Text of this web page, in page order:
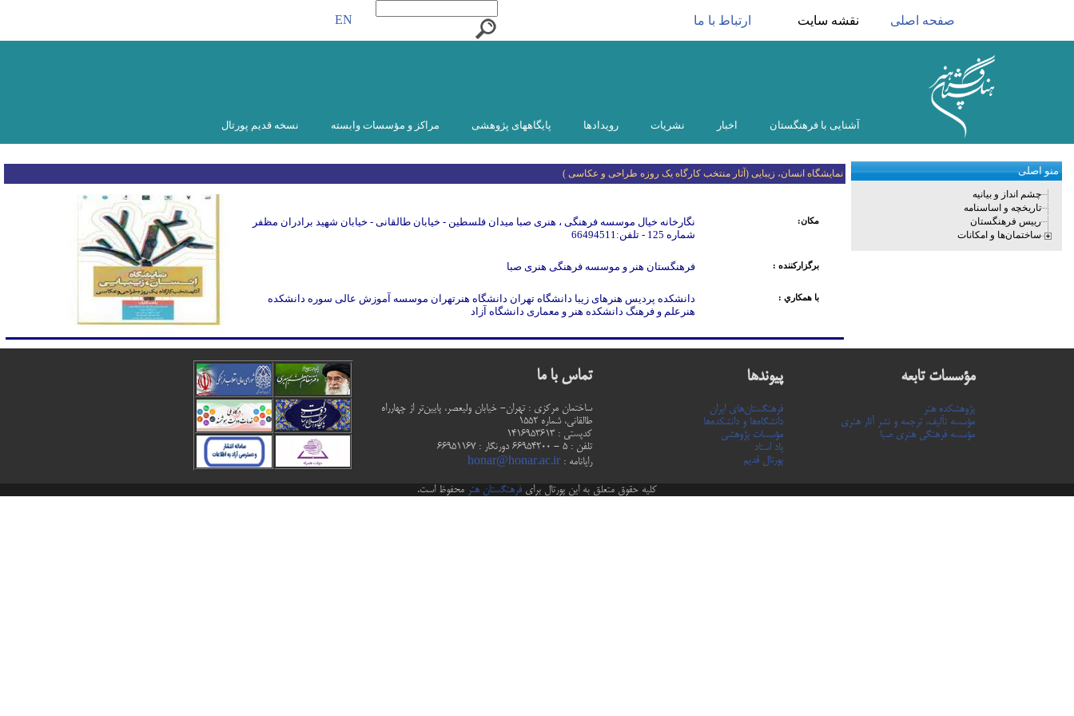
صفحه اصلی نقشه سایت ارتباط با ما EN
آشنایی با فرهنگستان اخبار نشریات رویدادها پایگاههای پژوهشی مراکز و مؤسسات وابسته نسخه قدیم پورتال
نمایشگاه انسان، زیبایی (آثار منتخب کارگاه یک روزه طراحی و عکاسی )
مکان:
نگارخانه خیال موسسه فرهنگی ، هنری صبا میدان فلسطین - خیابان طالقانی - خیابان شهید برادران مظفر
شماره 125 - تلفن:66494511
برگزارکننده : فرهنگستان هنر و موسسه فرهنگی هنری صبا
با همكاري :
دانشکده پردیس هنرهای زیبا دانشگاه تهران دانشگاه هنرتهران موسسه آموزش عالی سوره دانشکده
هنرعلم و فرهنگ دانشکده هنر و معماری دانشگاه آزاد
منو اصلی
چشم انداز و بیانیه
تاریخچه و اساسنامه
رییس فرهنگستان
ساختمان‌ها و امکانات
مؤسسات تابعه
پژوهشکده هنر
مؤسسه تألیف، ترجمه و نشر آثار هنری
مؤسسه فرهنگی هنری صبا
پیوندها
فرهنگستان‌های ایران
دانشگاه‌ها و دانشکده‌ها
مؤسسات پژوهشی
یاد استاد
پورتال قدیم
تماس با ما
ساختمان مرکزی : تهران- خیابان ولیعصر، پایین‌تر از چهارراه
طالقانی، شماره 1552
كدپستي : 1416953613
تلفن : 5 - 66954200 دورنگار : 66951167
رایانامه : honar@honar.ac.ir
کلیه حقوق متعلق به این پورتال برای فرهنگستان هنر محفوظ است.